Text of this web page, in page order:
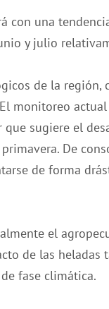
con una
y julio
de la región,
monitoreo
sugiere el
De
de forma
el
de las heladas
fase climática.